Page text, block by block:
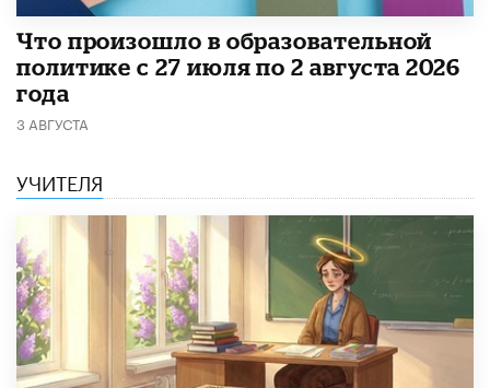
​Что произошло в образовательной
политике с 27 июля по 2 августа 2026
года
3 АВГУСТА
УЧИТЕЛЯ